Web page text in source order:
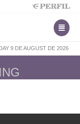
9 DE AUGUST DE 2026